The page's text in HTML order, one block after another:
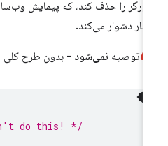
را حذف کند، که پیمایش وب‌سایت یا
دشوار می‌کند.
توصیه نمی‌شود- بدون طرح کلی
do this! */